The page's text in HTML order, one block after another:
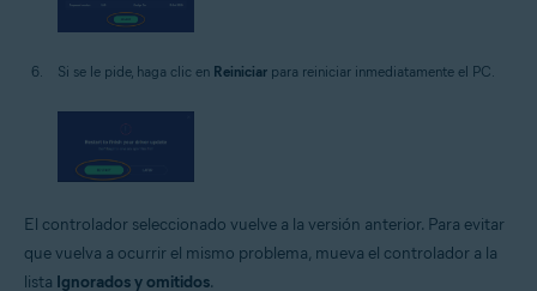
Si se le pide, haga clic en Reiniciar para reiniciar inmediatamente el PC.
El controlador seleccionado vuelve a la versión anterior. Para evitar
que vuelva a ocurrir el mismo problema, mueva el controlador a la
lista Ignorados y omitidos.